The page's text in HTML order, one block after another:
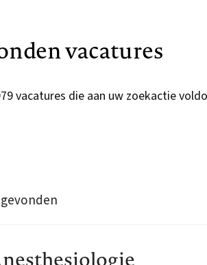
vacatures
vacatures die aan uw zoekactie